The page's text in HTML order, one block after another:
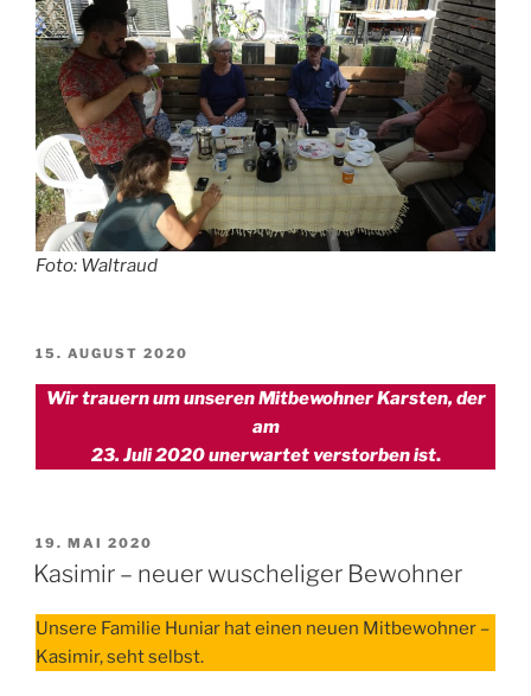
Foto: Waltraud
VERÖFFENTLICHT
15. AUGUST 2020
Wir trauern um unseren Mitbewohner Karsten, der
am
23. Juli 2020 unerwartet verstorben ist.
VERÖFFENTLICHT
AM
19. MAI 2020
Kasimir – neuer wuscheliger Bewohner
Unsere Familie Huniar hat einen neuen Mitbewohner –
Kasimir, seht selbst.